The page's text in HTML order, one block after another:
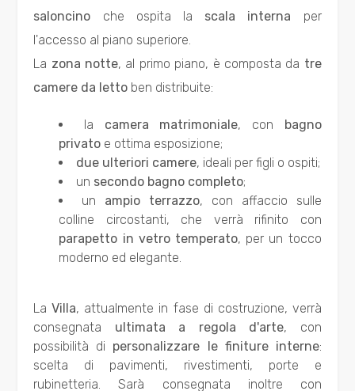
saloncino che ospita la scala interna per
l'accesso al piano superiore.
La zona notte, al primo piano, è composta da tre
camere da letto ben distribuite:
la camera matrimoniale, con bagno
privato e ottima esposizione;
due ulteriori camere, ideali per figli o ospiti;
un secondo bagno completo;
un ampio terrazzo, con affaccio sulle
colline circostanti, che verrà rifinito con
parapetto in vetro temperato, per un tocco
moderno ed elegante.
LaVilla, attualmente in fase di costruzione, verrà
consegnata ultimata a regola d'arte, con
possibilità di personalizzare le finiture interne:
scelta di pavimenti, rivestimenti, porte e
rubinetteria. Sarà consegnata inoltre con
Locali
minimi
Qualsiasi
5+